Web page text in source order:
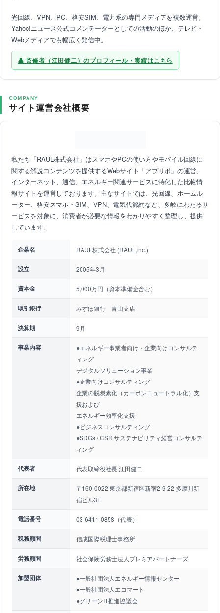
光回線、VPN、PC、格安SIM、電力系の専門メディアを複数運営。
Yahoo!ニュース公式コメンテーターとしての活動のほか、テレビ・
Webメディアでも幅広く発信中。
監修者（江田健二）のプロフィール・実績はこちら
COMPANY
サイト運営会社概要
私たち「RAUL株式会社」はスマホやPCの使い方やモバイル回線に
関する解説コンテンツを提供するWebサイト「アプリポ」の運営、
インターネット、通信、エネルギー関連サービスに特化した比較情
報サイトを運営しております。主なサイトでは、光回線、ホームル
ーター、格安スマホ・SIM、VPN、電気代節約など、多岐にわたるサ
ービスを対象に、消費者が必要な情報をわかりやすく整理し、提供
しています。
企業名 RAUL株式会社 (RAUL,inc.)
設立 2005年3月
資本金 5,000万円（資本準備金含む）
取引銀行 みずほ銀行 青山支店
決算期 9月
事業内容
●エネルギー事業者向け・企業向けコンサルテ
ィング
デジタルソリューション事業
●企業向けコンサルティング
企業の脱炭素化（カーボンニュートラル化）支
援および
エネルギー効率化支援
●ビジネスコンサルティング
●SDGs / CSR サステナビリティ経営コンサルテ
ィング
代表者 代表取締役社長 江田健二
所在地
〒160-0022 東京都新宿区新宿2-9-22 多摩川新
宿ビル3F
電話番号 03-6411-0858（代表）
税務顧問 信成国際税理士事務所
労務顧問 社会保険労務士法人プレミアパートナーズ
加盟団体
●一般社団法人エネルギー情報センター
●一般社団法人エコマート
●グリーンIT推進協議会